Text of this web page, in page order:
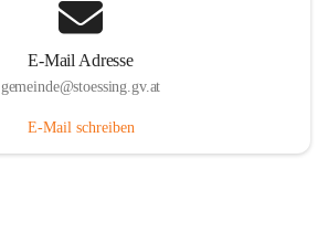
E-Mail Adresse
gemeinde@stoessing.gv.at
E-Mail schreiben